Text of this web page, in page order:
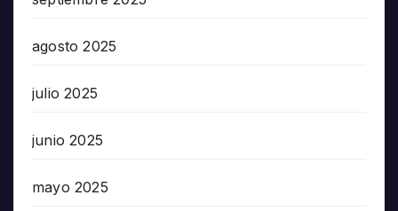
agosto 2025
julio 2025
junio 2025
mayo 2025